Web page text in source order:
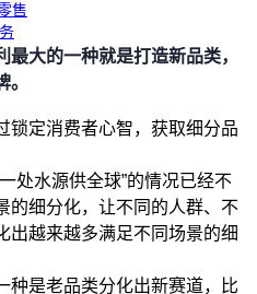
售
大的一种就是打造新品类，
锁定消费者心智，获取细分品
处水源供全球”的情况已经不
的细分化，让不同的人群、不
出越来越多满足不同场景的细
种是老品类分化出新赛道，比